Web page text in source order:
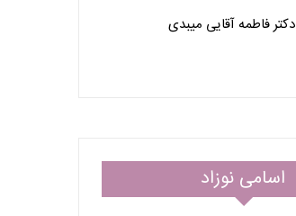
دکتر فاطمه آقایی میبدی
اسامی نوزاد